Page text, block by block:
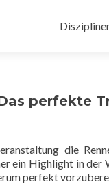
Inhalt
perfekte
die
ein Highlight in der
perfekt